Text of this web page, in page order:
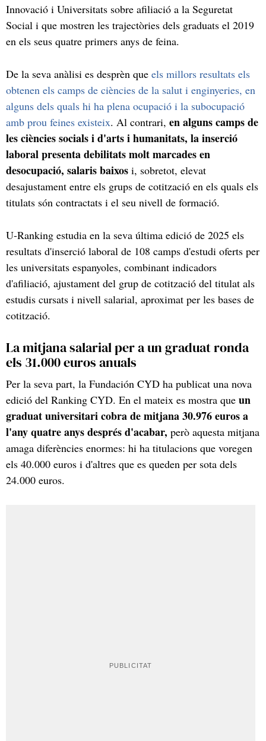
Innovació i Universitats sobre afiliació a la Seguretat
Social i que mostren les trajectòries dels graduats el 2019
en els seus quatre primers anys de feina.
De la seva anàlisi es desprèn que els millors resultats els
obtenen els camps de ciències de la salut i enginyeries, en
alguns dels quals hi ha plena ocupació i la subocupació
amb prou feines existeix. Al contrari, en alguns camps de
les ciències socials i d'arts i humanitats, la inserció
laboral presenta debilitats molt marcades en
desocupació, salaris baixos i, sobretot, elevat
desajustament entre els grups de cotització en els quals els
titulats són contractats i el seu nivell de formació.
U-Ranking estudia en la seva última edició de 2025 els
resultats d'inserció laboral de 108 camps d'estudi oferts per
les universitats espanyoles, combinant indicadors
d'afiliació, ajustament del grup de cotització del titulat als
estudis cursats i nivell salarial, aproximat per les bases de
cotització.
La mitjana salarial per a un graduat ronda
els 31.000 euros anuals
Per la seva part, la Fundación CYD ha publicat una nova
edició del Ranking CYD. En el mateix es mostra que un
graduat universitari cobra de mitjana 30.976 euros a
l'any quatre anys després d'acabar, però aquesta mitjana
amaga diferències enormes: hi ha titulacions que voregen
els 40.000 euros i d'altres que es queden per sota dels
24.000 euros.